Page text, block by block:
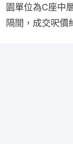
園單位為C座中
隔間，成交呎價